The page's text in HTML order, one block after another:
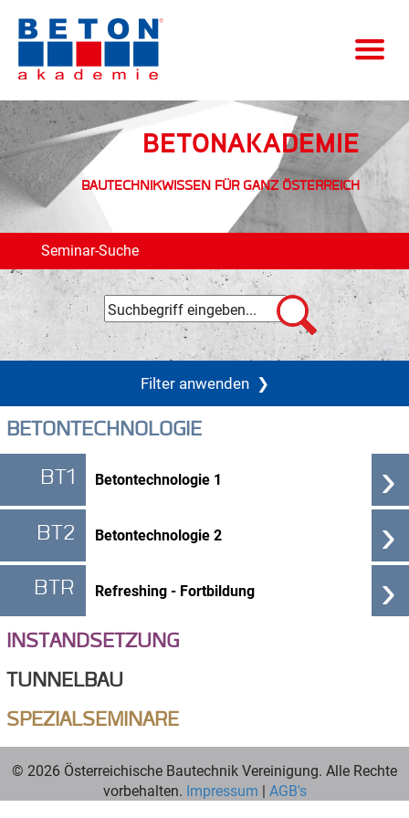
Seminar-Suche
Filter anwenden❯
BETONAKADEMIE
BAUTECHNIKWISSEN FÜR GANZ ÖSTERREICH
BETONTECHNOLOGIE
BT1 Betontechnologie 1 ›
BT2 Betontechnologie 2 ›
BTR Refreshing - Fortbildung ›
INSTANDSETZUNG
TUNNELBAU
SPEZIALSEMINARE
© 2026 Österreichische Bautechnik Vereinigung. Alle Rechte
vorbehalten. Impressum | AGB's